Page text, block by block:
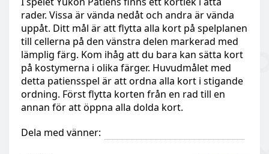
rader. Vissa är vända nedåt och andra är vända
uppåt. Ditt mål är att flytta alla kort på spelplanen
till cellerna på den vänstra delen markerad med
lämplig färg. Kom ihåg att du bara kan sätta kort
på kostymerna i olika färger. Huvudmålet med
detta patiensspel är att ordna alla kort i stigande
ordning. Först flytta korten från en rad till en
annan för att öppna alla dolda kort.
Dela med vänner: